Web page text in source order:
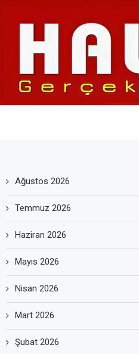
Ağustos 2026
Temmuz 2026
Haziran 2026
Mayıs 2026
Nisan 2026
Mart 2026
Şubat 2026